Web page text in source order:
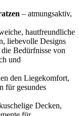
– atmungsaktiv,
hautfreundliche
liebevolle Designs
Bedürfnisse von
und
den Liegekomfort,
für gesundes
Decken,